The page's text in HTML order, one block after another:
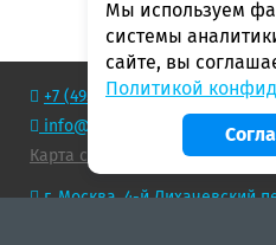
+7 (495) 788–74–73
info@geopress.ru
Карта сайта
г. Москва, 4-й Лихачевский
Мы используем
системы
сайте, вы
Политикой